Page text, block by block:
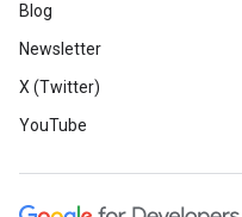
Blog
Newsletter
X (Twitter)
YouTube